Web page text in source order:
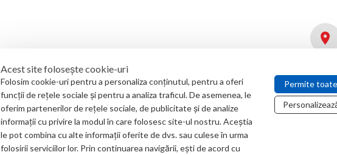
BUGET PACIENT PROIECTE MANAGEMENTUL CALITĂȚII
Acest site folosește cookie-uri
Folosim cookie-uri pentru a personaliza conținutul, pentru a oferi
funcții de rețele sociale și pentru a analiza traficul. De asemenea, le
oferim partenerilor de rețele sociale, de publicitate și de analize
informații cu privire la modul în care folosesc site-ul nostru. Aceștia
le pot combina cu alte informații oferite de dvs. sau culese în urma
folosirii serviciilor lor. Prin continuarea navigării, ești de acord cu
Permite toate